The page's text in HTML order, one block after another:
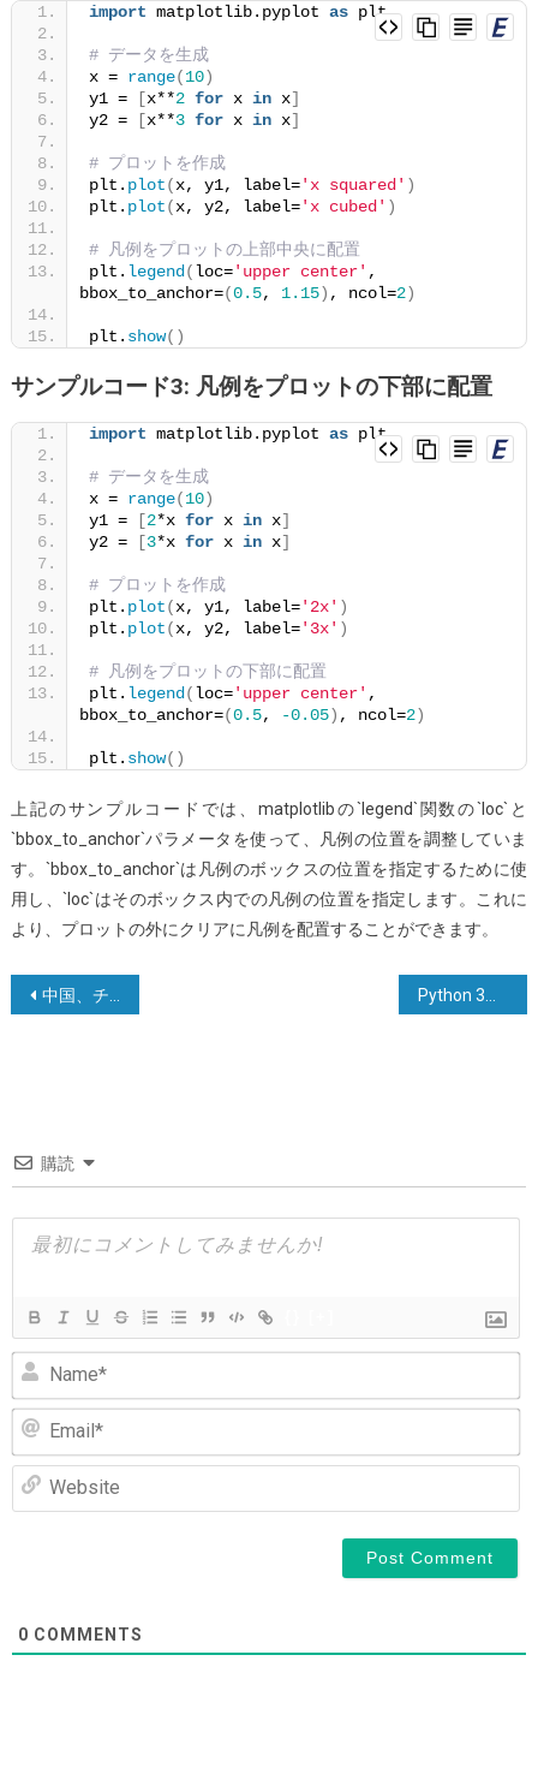
import matplotlib.pyplot as plt
# データを生成
x = range(10)
y1 =
[x**2 for x in x]
y2 =
[x**3 for x in x]
# プロットを作成
plt. plot(x, y1, label='x squared' )
plt. plot(x, y2, label='x cubed' )
# 凡例をプロットの上部中央に配置
plt. legend (loc='upper center' ,
bbox_to_anchor=(0.5, 1.15) , ncol=2)
plt. show()
サンプルコード3: 凡例をプロットの下部に配置
import matplotlib.pyplot as plt
# データを生成
x = range(10)
y1 =
[2*x for x in x]
y2 =
[3*x for x in x]
# プロットを作成
plt. plot(x, y1, label='2x' )
plt. plot(x, y2, label='3x' )
# 凡例をプロットの下部に配置
plt. legend (loc='upper center' ,
bbox_to_anchor=(0.5, -0.05) , ncol=2)
plt. show()
上記のサンプルコードでは、matplotlibの`legend`関数の`loc`と
`bbox_to_anchor`パラメータを使って、凡例の位置を調整していま
す。`bbox_to_anchor`は凡例のボックスの位置を指定するために使
用し、`loc`はそのボックス内での凡例の位置を指定します。これに
より、プロットの外にクリアに凡例を配置することができます。
投
ー
シ
ョ
中国、チップ製造機器の輸入に過去最高の260億ドルを投入し、輸出が一国に大きな影響を与える
購読
0 COMMENTS